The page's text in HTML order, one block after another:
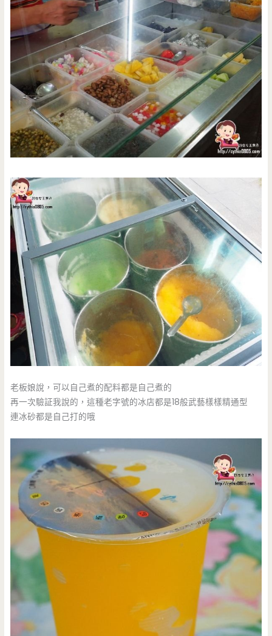
老板娘說，可以自己煮的配料都是自己煮的
再一次驗証我說的，這種老字號的冰店都是18般武藝樣樣精通型
連冰砂都是自己打的哦